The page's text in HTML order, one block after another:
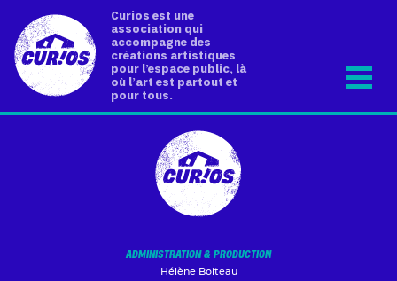
Curios est une
association qui
accompagne des
créations artistiques
pour l’espace public, là
où l’art est partout et
pour tous.
ADMINISTRATION & PRODUCTION
Hélène Boiteau